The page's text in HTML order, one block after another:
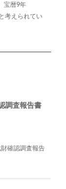
宝暦9年
考えられてい
調査報告書
確認調査報告